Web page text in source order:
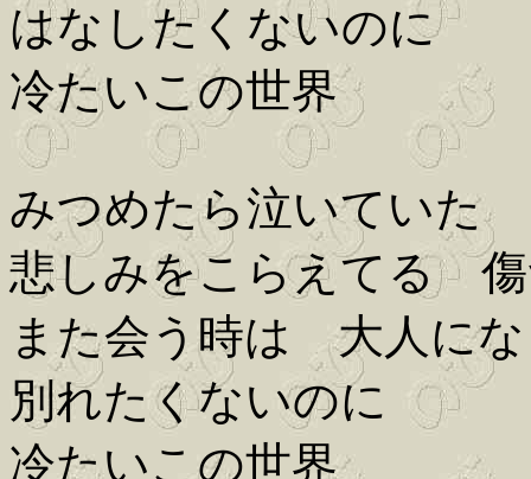
はなしたくないのに
冷たいこの世界
みつめたら泣いていた
悲しみをこらえてる
また会う時は 大人に
別れたくないのに
冷たいこの世界